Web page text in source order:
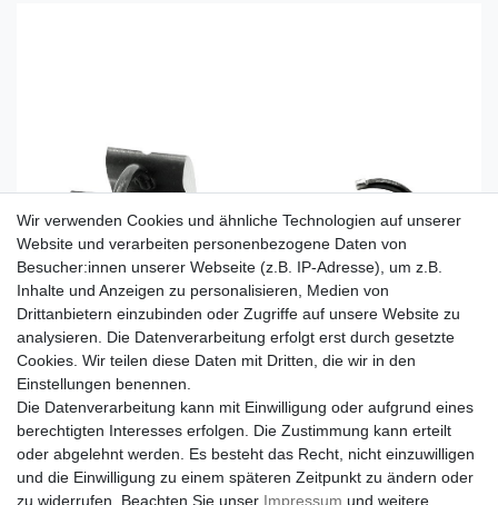
Wir verwenden Cookies und ähnliche Technologien auf unserer
Website und verarbeiten personenbezogene Daten von
Besucher:innen unserer Webseite (z.B. IP-Adresse), um z.B.
Inhalte und Anzeigen zu personalisieren, Medien von
Drittanbietern einzubinden oder Zugriffe auf unsere Website zu
analysieren. Die Datenverarbeitung erfolgt erst durch gesetzte
Cookies. Wir teilen diese Daten mit Dritten, die wir in den
Einstellungen benennen.
Die Datenverarbeitung kann mit Einwilligung oder aufgrund eines
berechtigten Interesses erfolgen. Die Zustimmung kann erteilt
oder abgelehnt werden. Es besteht das Recht, nicht einzuwilligen
und die Einwilligung zu einem späteren Zeitpunkt zu ändern oder
zu widerrufen. Beachten Sie unser Impressum und weitere